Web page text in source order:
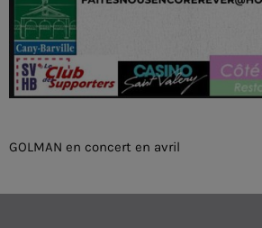
GOLMAN en concert en avril